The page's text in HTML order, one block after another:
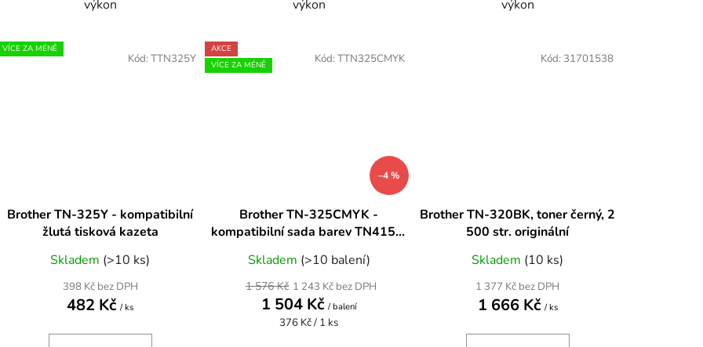
výkon
výkon
výkon
VÍCE ZA MÉNĚ
Brother TN-325Y - kompatibilní
žlutá tisková kazeta
Skladem (>10 ks)
398 Kč bez DPH
482 Kč/ ks
Kód: TTN325Y
AKCE
VÍCE ZA MÉNĚ
–4 %
Brother TN-325CMYK -
kompatibilní sada barev TN4150,
TN375
Skladem (>10 balení)
1 243 Kč bez DPH
1 504 Kč / balení
1 576 Kč
Měrná
376 Kč / 1 ks
Kód: TTN325CMYK
Brother TN-320BK, toner černý, 2
500 str. originální
Skladem (10 ks)
1 377 Kč bez DPH
1 666 Kč / ks
Kód: 31701538